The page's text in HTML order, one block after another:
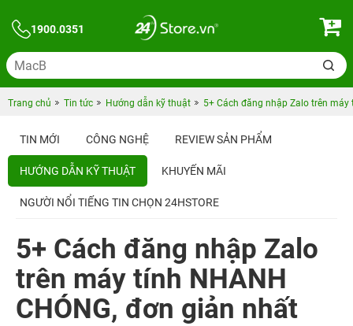
1900.0351
Trang chủ Tin tức Hướng dẫn kỹ thuật 5+ Cách đăng nhập Zalo trên
TIN MỚI CÔNG NGHỆ REVIEW SẢN PHẨM
HƯỚNG DẪN KỸ THUẬT KHUYẾN MÃI
NGƯỜI NỔI TIẾNG TIN CHỌN 24HSTORE
5+ Cách đăng nhập Zalo
trên máy tính NHANH
CHÓNG, đơn giản nhất